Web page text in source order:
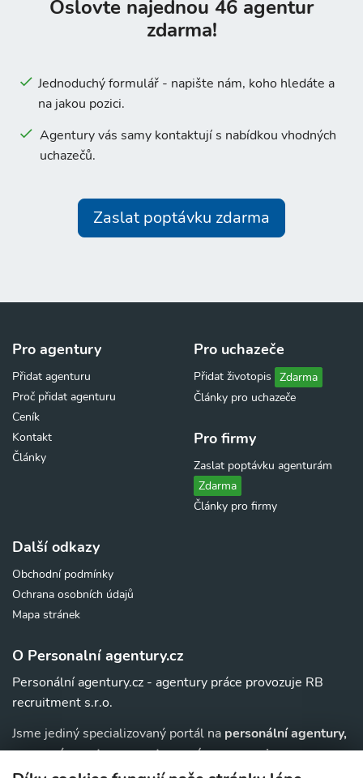
Oslovte najednou 46 agentur
zdarma!
Jednoduchý formulář - napište nám, koho hledáte a
na jakou pozici.
Agentury vás samy kontaktují s nabídkou vhodných
uchazečů.
Zaslat poptávku zdarma
Pro agentury
Přidat agenturu
Proč přidat agenturu
Ceník
Kontakt
Články
Pro uchazeče
Přidat životopis Zdarma
Články pro uchazeče
Pro firmy
Zaslat poptávku agenturám
Zdarma
Články pro firmy
Další odkazy
Obchodní podmínky
Ochrana osobních údajů
Mapa stránek
O Personalní agentury.cz
Personální agentury.cz - agentury práce provozuje RB
recruitment s.r.o.
Jsme jediný specializovaný portál na personální agentury,
pracovní agentury, agentury práce a au-pairagentury v
ČR. Navíc u nás najdete jednoduchý přehled agentur,